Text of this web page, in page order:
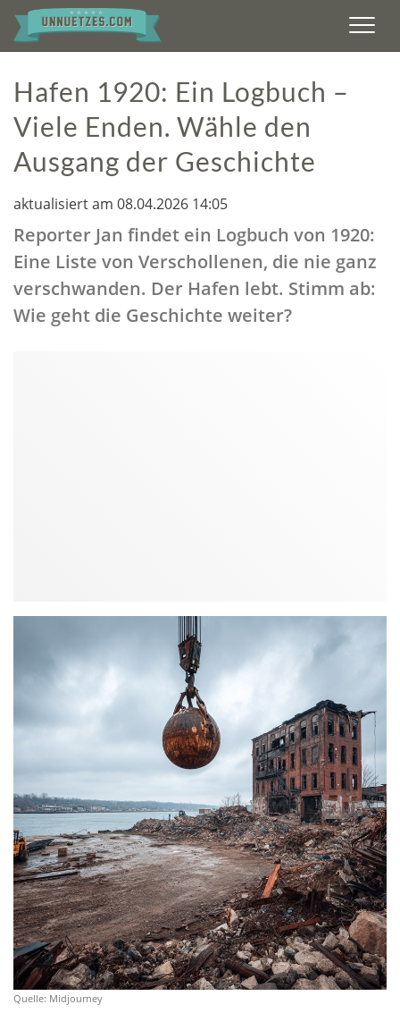
Hafen 1920: Ein Logbuch –
Viele Enden. Wähle den
Ausgang der Geschichte
aktualisiert am 08.04.2026 14:05
Reporter Jan findet ein Logbuch von 1920:
Eine Liste von Verschollenen, die nie ganz
verschwanden. Der Hafen lebt. Stimm ab:
Wie geht die Geschichte weiter?
Quelle: Midjourney